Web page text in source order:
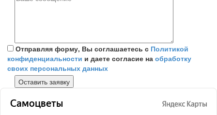
Отправляя форму, Вы соглашаетесь с Политикой
конфиденциальности и даете согласие на обработку
своих персональных данных